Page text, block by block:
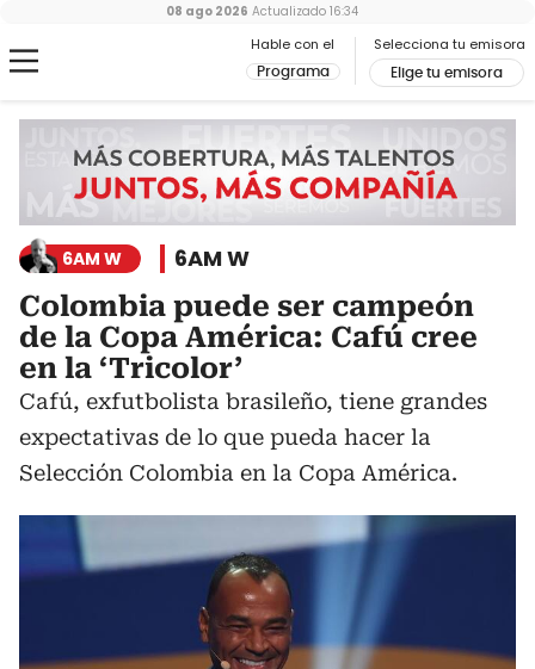
Hable con el
Programa
Selecciona tu emisora
Elige tu emisora
08 ago 2026 Actualizado 16:34
6AM W 6AM W
Colombia puede ser campeón
de la Copa América: Cafú cree
en la ‘Tricolor’
Cafú, exfutbolista brasileño, tiene grandes
expectativas de lo que pueda hacer la
Selección Colombia en la Copa América.